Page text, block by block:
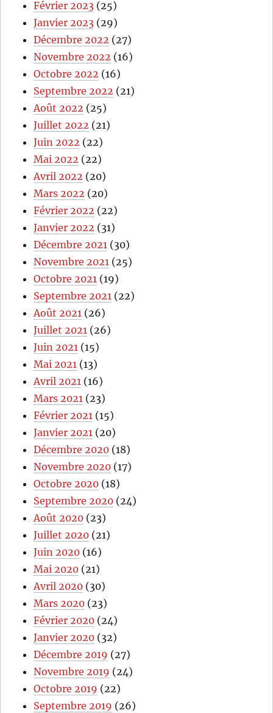
Février 2023 (25)
Janvier 2023 (29)
Décembre 2022 (27)
Novembre 2022 (16)
Octobre 2022 (16)
Septembre 2022 (21)
Août 2022 (25)
Juillet 2022 (21)
Juin 2022 (22)
Mai 2022 (22)
Avril 2022 (20)
Mars 2022 (20)
Février 2022 (22)
Janvier 2022 (31)
Décembre 2021 (30)
Novembre 2021 (25)
Octobre 2021 (19)
Septembre 2021 (22)
Août 2021 (26)
Juillet 2021 (26)
Juin 2021 (15)
Mai 2021 (13)
Avril 2021 (16)
Mars 2021 (23)
Février 2021 (15)
Janvier 2021 (20)
Décembre 2020 (18)
Novembre 2020 (17)
Octobre 2020 (18)
Septembre 2020 (24)
Août 2020 (23)
Juillet 2020 (21)
Juin 2020 (16)
Mai 2020 (21)
Avril 2020 (30)
Mars 2020 (23)
Février 2020 (24)
Janvier 2020 (32)
Décembre 2019 (27)
Novembre 2019 (24)
Octobre 2019 (22)
Septembre 2019 (26)